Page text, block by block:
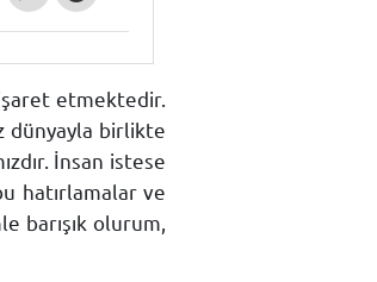
etmektedir.
dünyayla birlikte
İnsan istese
hatırlamalar ve
barışık olurum,